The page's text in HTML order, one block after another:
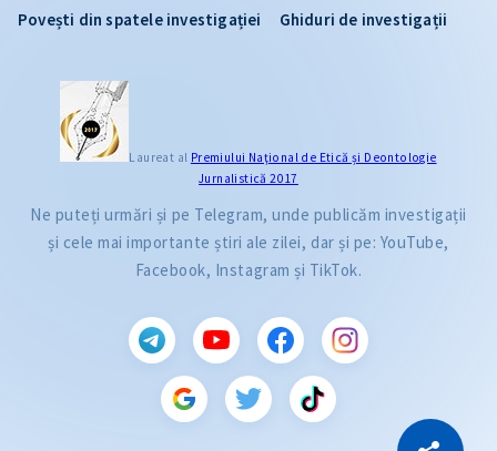
Povești din spatele investigației
Ghiduri de investigații
Laureat al Premiului Naţional de Etică și Deontologie
Jurnalistică 2017
Ne puteți urmări și pe Telegram, unde publicăm investigații
și cele mai importante știri ale zilei, dar și pe: YouTube,
Facebook, Instagram și TikTok.